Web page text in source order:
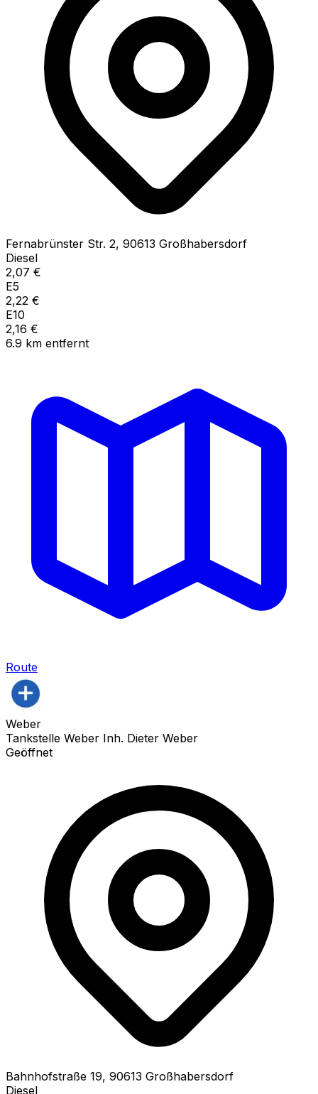
Fernabrünster Str. 2, 90613 Großhabersdorf
Diesel
2,07 €
E5
2,22 €
E10
2,16 €
6.9 km entfernt
Route
Weber
Tankstelle Weber Inh. Dieter Weber
Geöffnet
Bahnhofstraße 19, 90613 Großhabersdorf
Diesel